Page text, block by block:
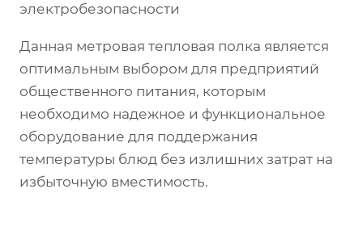
электробезопасности
Данная метровая тепловая полка является
оптимальным выбором для предприятий
общественного питания, которым
необходимо надежное и функциональное
оборудование для поддержания
температуры блюд без излишних затрат на
избыточную вместимость.